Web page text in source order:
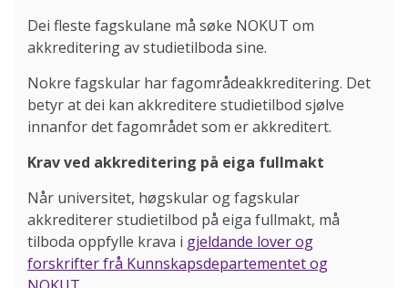
Dei fleste fagskulane må søke NOKUT om
akkreditering av studietilboda sine.
Nokre fagskular har fagområdeakkreditering. Det
betyr at dei kan akkreditere studietilbod sjølve
innanfor det fagområdet som er akkreditert.
Krav ved akkreditering på eiga fullmakt
Når universitet, høgskular og fagskular
akkrediterer studietilbod på eiga fullmakt, må
tilboda oppfylle krava i gjeldande lover og
forskrifter frå Kunnskapsdepartementet og